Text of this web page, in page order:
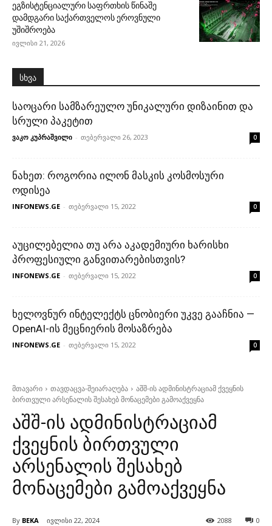
ეგზისტენციალური საფრთხის წინაშე
დამდგარი საქართველოს ეროვნული
უშიშროება
ივლისი 21, 2026
სხვა
საოცარი სამზარეულო უნიკალური დიზაინით და
სრული პაკეტით
ვაკო კუპრაშვილი - თებერვალი 26, 2023 0
ნახეთ: როგორია ილონ მასკის კოსმოსური
ოდისეა
INFONEWS.GE - თებერვალი 15, 2022 0
აუცილებელია თუ არა აკადემიური ხარისხი
პროფესიული განვითარებისთვის?
INFONEWS.GE - თებერვალი 15, 2022 0
ხელოვნურ ინტელექტს ცნობიერი უკვე გააჩნია —
OpenAI-ის მეცნიერის მოსაზრება
INFONEWS.GE - თებერვალი 15, 2022 0